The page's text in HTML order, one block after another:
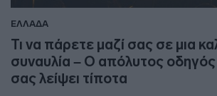
ΕΛΛΑΔΑ
Τι να πάρετε μαζί σας σε μια
συναυλία – Ο απόλυτος οδηγός
σας λείψει τίποτα